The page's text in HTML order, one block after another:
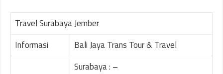
Travel Surabaya Jember
Informasi
Bali Jaya Trans Tour & Travel
Surabaya : –